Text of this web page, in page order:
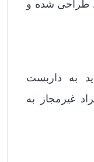
طراحی شده و
به داربست
غیرمجاز به